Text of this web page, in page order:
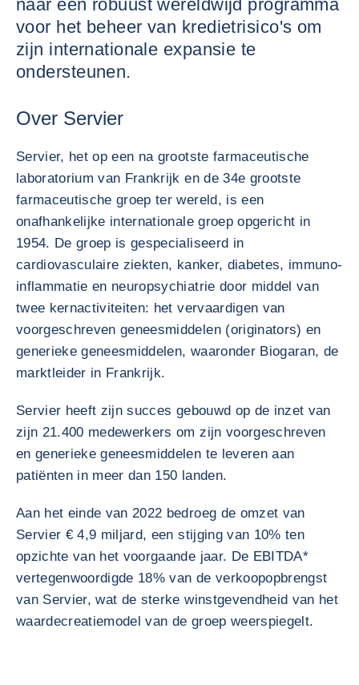
naar een robuust wereldwijd programma
voor het beheer van kredietrisico's om
zijn internationale expansie te
ondersteunen.
Over Servier
Servier, het op een na grootste farmaceutische
laboratorium van Frankrijk en de 34e grootste
farmaceutische groep ter wereld, is een
onafhankelijke internationale groep opgericht in
1954. De groep is gespecialiseerd in
cardiovasculaire ziekten, kanker, diabetes, immuno-
inflammatie en neuropsychiatrie door middel van
twee kernactiviteiten: het vervaardigen van
voorgeschreven geneesmiddelen (originators) en
generieke geneesmiddelen, waaronder Biogaran, de
marktleider in Frankrijk.
Servier heeft zijn succes gebouwd op de inzet van
zijn 21.400 medewerkers om zijn voorgeschreven
en generieke geneesmiddelen te leveren aan
patiënten in meer dan 150 landen.
Aan het einde van 2022 bedroeg de omzet van
Servier € 4,9 miljard, een stijging van 10% ten
opzichte van het voorgaande jaar. De EBITDA*
vertegenwoordigde 18% van de verkoopopbrengst
van Servier, wat de sterke winstgevendheid van het
waardecreatiemodel van de groep weerspiegelt.